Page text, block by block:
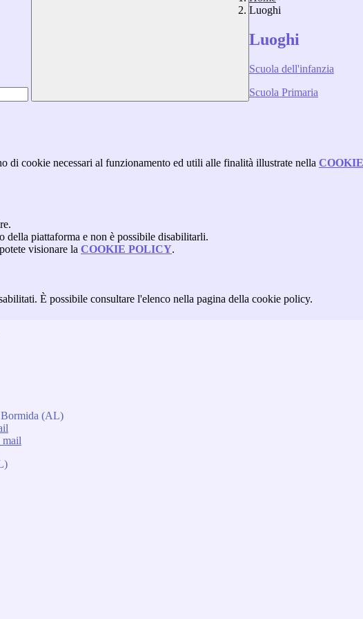
Luoghi
Luoghi
Scuola dell'infanzia
Scuola Primaria
di cookie necessari al funzionamento ed utili alle finalità illustrate nella
della piattaforma e non è possibile disabilitarli.
visionare la COOKIE POLICY.
È possibile consultare l'elenco nella pagina della cookie policy.
Bormida (AL)
mail